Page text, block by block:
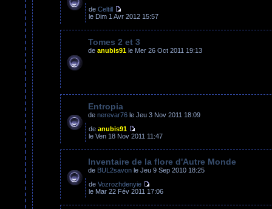
de Celtill
le Dim 1 Avr 2012 15:57
Tomes 2 et 3
de anubis91le Mer 26 Oct 2011 19:13
Entropia
de nerevar76le Jeu 3 Nov 2011 18:09
de anubis91
le Ven 18 Nov 2011 11:47
Inventaire de la flore d'Autre Monde
de BUL2savonle Jeu 9 Sep 2010 18:25
de Vozrozhdenyie
le Mar 22 Fév 2011 17:06